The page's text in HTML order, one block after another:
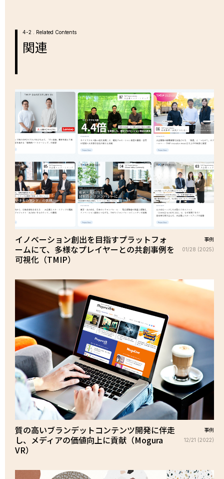
4-2 . Related Contents
関連
イノベーション創出を目指すプラットフォ
ームにて、多様なプレイヤーとの共創事例を
可視化（TMIP）
事例
01/28 (2025)
質の高いブランデットコンテンツ開発に伴走
し、メディアの価値向上に貢献（Mogura
VR）
事例
12/21 (2022)